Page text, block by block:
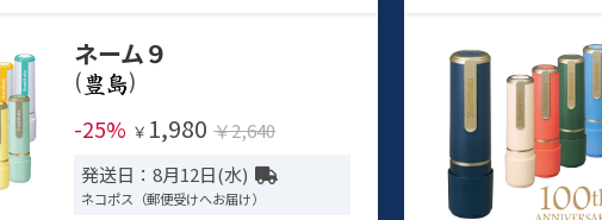
ネーム９
(
)
-25% ￥ 1,980 ￥2,640
発送日：8月12日(水)
ネコポス（郵便受けへお届け）